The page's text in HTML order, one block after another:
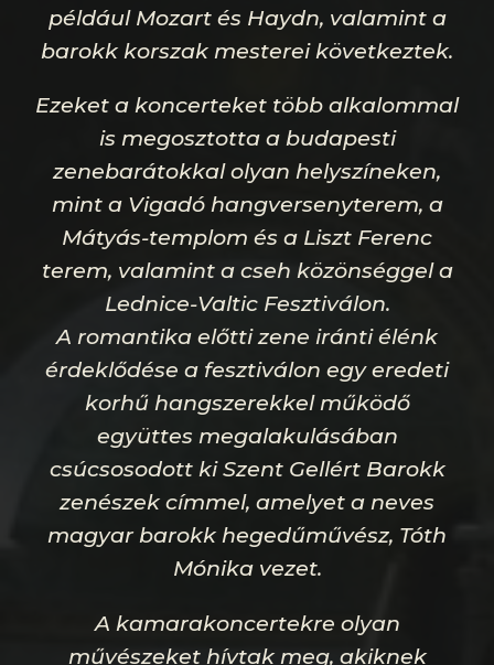
például Mozart és Haydn, valamint a
barokk korszak mesterei következtek.
Ezeket a koncerteket több alkalommal
is megosztotta a budapesti
zenebarátokkal olyan helyszíneken,
mint a Vigadó hangversenyterem, a
Mátyás-templom és a Liszt Ferenc
terem, valamint a cseh közönséggel a
Lednice-Valtic Fesztiválon.
A romantika előtti zene iránti élénk
érdeklődése a fesztiválon egy eredeti
korhű hangszerekkel működő
együttes megalakulásában
csúcsosodott ki Szent Gellért Barokk
zenészek címmel, amelyet a neves
magyar barokk hegedűművész, Tóth
Mónika vezet.
A kamarakoncertekre olyan
művészeket hívtak meg, akiknek